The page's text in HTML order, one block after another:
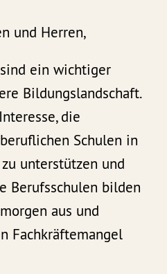
und Herren,
ein wichtiger
Bildungslandschaft.
die
Schulen in
unterstützen und
Berufsschulen bilden
aus und
Fachkräftemangel